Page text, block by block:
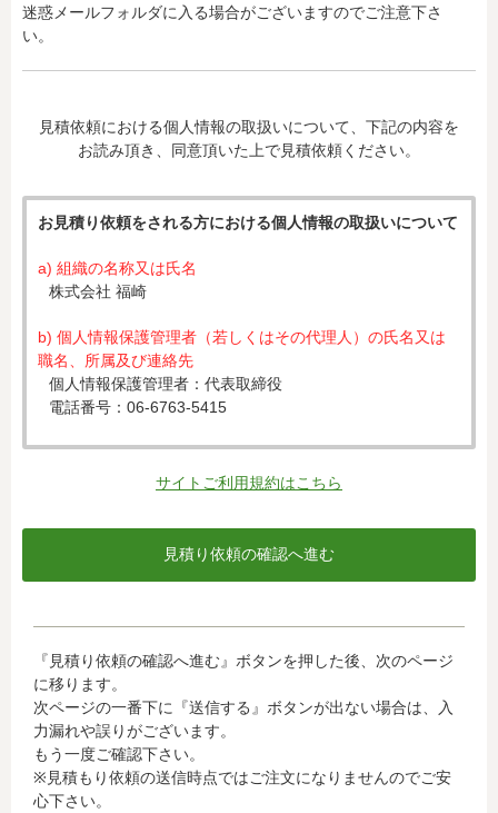
迷惑メールフォルダに入る場合がございますのでご注意下さ
い。
見積依頼における個人情報の取扱いについて、下記の内容を
お読み頂き、同意頂いた上で見積依頼ください。
お見積り依頼をされる方における個人情報の取扱いについて
a) 組織の名称又は氏名
株式会社 福崎
b) 個人情報保護管理者（若しくはその代理人）の氏名又は
職名、所属及び連絡先
個人情報保護管理者：代表取締役
電話番号：06-6763-5415
c) 個人情報の利用目的
入力された個人情報は、お見積り依頼への対応のために利
d) 個人情報の第三者提供について
当社がお客様から収集した以下の個人情報等は、カード発
行会社が行う不正利用検知・防止のために、お客様が利用
されているカード発行会社へ提供させていただきます。(氏
名、電話番号、email アドレス、インターネット利用環境
に関する情報等)
お客様が利用されているカード発行会社が外国にある場
合、これらの情報は当該発行会社が所属する国に移転され
サイトご利用規約はこちら
『見積り依頼の確認へ進む』ボタンを押した後、次のページ
に移ります。
次ページの一番下に『送信する』ボタンが出ない場合は、入
力漏れや誤りがございます。
もう一度ご確認下さい。
※見積もり依頼の送信時点ではご注文になりませんのでご安
心下さい。